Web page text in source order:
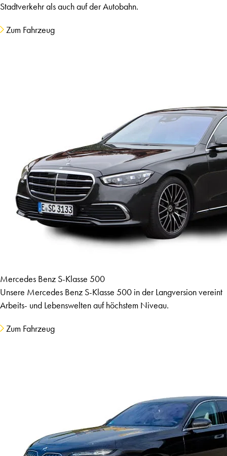
Stadtverkehr als auch auf der Autobahn.
Zum Fahrzeug
Mercedes Benz S-Klasse 500
Unsere Mercedes Benz S-Klasse 500 in der Langversion vereint
Arbeits- und Lebenswelten auf höchstem Niveau.
Zum Fahrzeug